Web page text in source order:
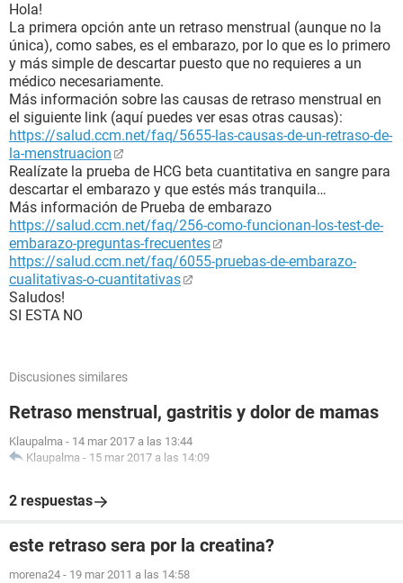
Hola!
La primera opción ante un retraso menstrual (aunque no la
única), como sabes, es el embarazo, por lo que es lo primero
y más simple de descartar puesto que no requieres a un
médico necesariamente.
Más información sobre las causas de retraso menstrual en
el siguiente link (aquí puedes ver esas otras causas):
https://salud.ccm.net/faq/5655-las-causas-de-un-retraso-de-
la-menstruacion
Realízate la prueba de HCG beta cuantitativa en sangre para
descartar el embarazo y que estés más tranquila…
Más información de Prueba de embarazo
https://salud.ccm.net/faq/256-como-funcionan-los-test-de-
embarazo-preguntas-frecuentes
https://salud.ccm.net/faq/6055-pruebas-de-embarazo-
cualitativas-o-cuantitativas
Saludos!
SI ESTA NO
Discusiones similares
Retraso menstrual, gastritis y dolor de mamas
Klaupalma - 14 mar 2017 a las 13:44
Klaupalma - 15 mar 2017 a las 14:09
2 respuestas
este retraso sera por la creatina?
morena24 - 19 mar 2011 a las 14:58